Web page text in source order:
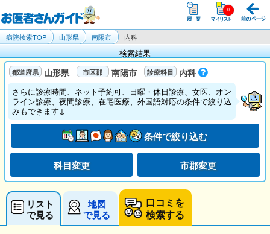
病院検索TOP 山形県 南陽市 内科
検索結果
山形県 南陽市 内科
さらに診療時間、ネット予約可、日曜・休日診療、女医、オン
ライン診療、夜間診療、在宅医療、外国語対応の条件で絞り込
みもできます↓
条件で絞り込む
科目変更 市郡変更
リスト
で見る
地図
で見る
口コミを
検索する